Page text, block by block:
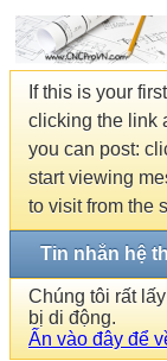
If this is your
clicking the link
you can post:
start viewing
to visit from the
Tin nhắn hệ
Chúng tôi rất
bị di động.
Ấn vào đây để